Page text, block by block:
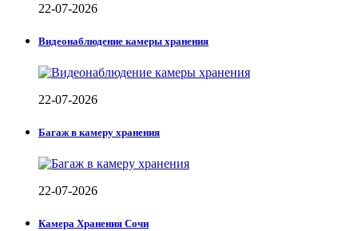
22-07-2026
Видеонаблюдение камеры хранения
22-07-2026
Багаж в камеру хранения
22-07-2026
Камера Хранения Сочи